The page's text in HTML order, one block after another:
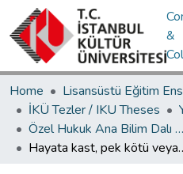
&
Home
İKÜ Tezler / IKU Theses
Özel Hukuk Ana Bilim Dalı / Department of Private Law
Hayata kast, pek kötü